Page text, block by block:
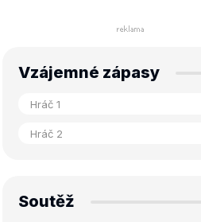
Vzájemné zápasy
Soutěž